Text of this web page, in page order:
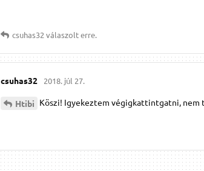
csuhas32 válaszolt erre.
csuhas32 2018. júl 27.
Htibi Köszi! Igyekeztem végigkattintgatni, nem